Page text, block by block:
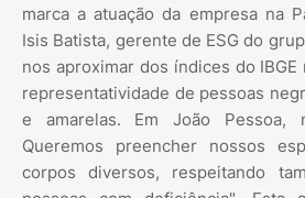
marca a atuação da empresa na
Isis Batista, gerente de ESG do
nos aproximar dos índices do
representatividade de pessoas
e amarelas. Em João Pessoa,
Queremos preencher nossos
corpos diversos, respeitando